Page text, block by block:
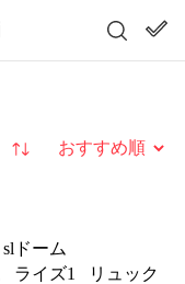
並び替え
slドーム
ライズ1
リュック